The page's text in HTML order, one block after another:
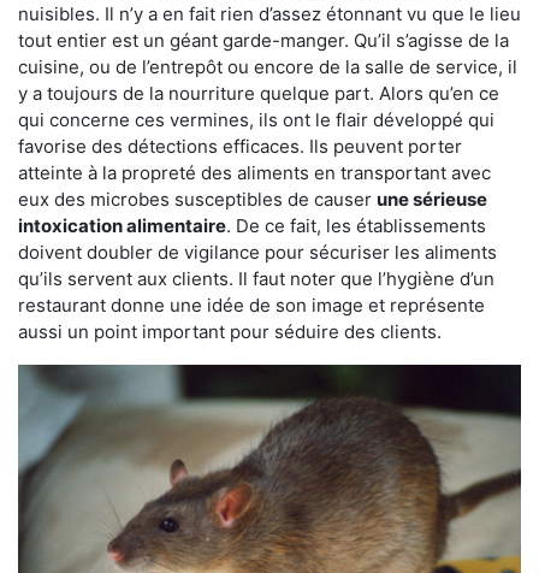
nuisibles. Il n’y a en fait rien d’assez étonnant vu que le lieu
tout entier est un géant garde-manger. Qu’il s’agisse de la
cuisine, ou de l’entrepôt ou encore de la salle de service, il
y a toujours de la nourriture quelque part. Alors qu’en ce
qui concerne ces vermines, ils ont le flair développé qui
favorise des détections efficaces. Ils peuvent porter
atteinte à la propreté des aliments en transportant avec
eux des microbes susceptibles de causer une sérieuse
intoxication alimentaire. De ce fait, les établissements
doivent doubler de vigilance pour sécuriser les aliments
qu’ils servent aux clients. Il faut noter que l’hygiène d’un
restaurant donne une idée de son image et représente
aussi un point important pour séduire des clients.